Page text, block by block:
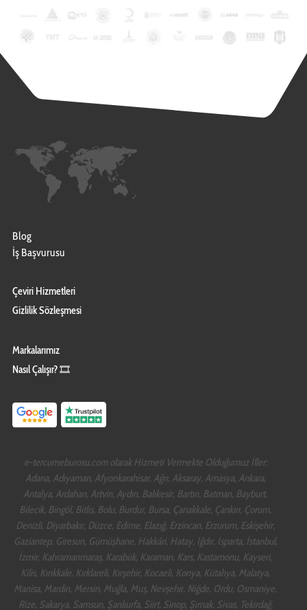
Blog
İş Başvurusu
Çeviri Hizmetleri
Gizlilik Sözleşmesi
Markalarımız
Nasıl Çalışır? 🎞️
e-tercumeburosu.com olarak Hizmeti Vermekte Olduğumuz İller:
Adana, Adıyaman, Afyonkarahisar, Ağrı, Aksaray, Amasya, Ankara,
Antalya, Ardahan, Artvin, Aydın, Balıkesir, Bartın, Batman, Bayburt,
Bilecik, Bingöl, Bitlis, Bolu, Burdur, Bursa, Çanakkale, Çankırı, Çorum,
Denizli, Diyarbakır, Düzce, Edirne, Elazığ, Erzincan, Erzurum, Eskişehir,
Gaziantep, Giresun, Gümüşhane, Hakkâri, Hatay, Iğdır, Isparta, İstanbul,
İzmir, Kahramanmaraş, Karabük, Karaman, Kars, Kastamonu, Kayseri,
Kilis, Kırıkkale, Kırklareli, Kırşehir, Kocaeli, Konya, Kütahya, Malatya,
Manisa, Mardin, Mersin, Muğla, Muş, Nevşehir, Niğde, Ordu, Osmaniye,
Rize, Sakarya, Samsun, Şanlıurfa, Siirt, Sinop, Şırnak, Sivas, Tekirdağ,